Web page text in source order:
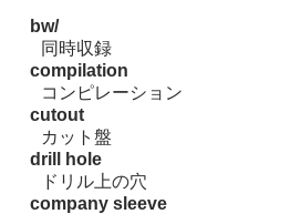
bw/
同時収録
compilation
コンピレーション
cutout
カット盤
drill hole
ドリル上の穴
company sleeve